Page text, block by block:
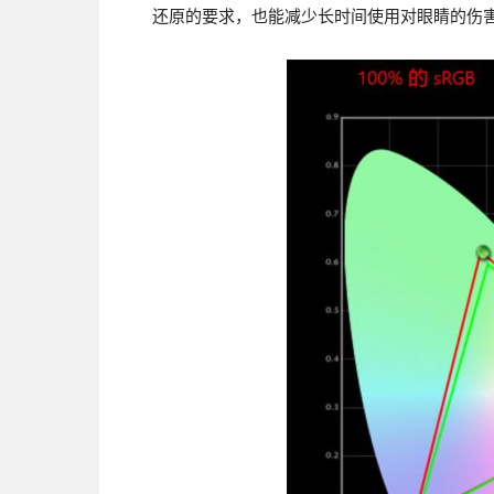
还原的要求，也能减少长时间使用对眼睛的伤